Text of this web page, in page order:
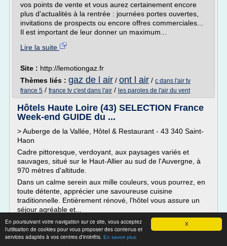
X
En poursuivant votre navigation sur ce site, vous acceptez
l'utilisation de cookies pour vous proposer des contenus et
services adaptés à vos centres d'intérêts. En savoir plus
vos points de vente et vous aurez certainement encore
plus d'actualités à la rentrée : journées portes ouvertes,
invitations de prospects ou encore offres commerciales...
Il est important de leur donner un maximum...
Lire la suite
Site : http://lemotiongaz.fr
Thèmes liés : gaz de l air / ont l air / c dans l'air tv
france 5 / france tv c'est dans l'air / les paroles de l'air du vent
Hôtels Haute Loire (43) SELECTION France
Week-end GUIDE du ...
> Auberge de la Vallée, Hôtel & Restaurant - 43 340 Saint-
Haon
Cadre pittoresque, verdoyant, aux paysages variés et
sauvages, situé sur le Haut-Allier au sud de l'Auvergne, à
970 mètres d'altitude.
Dans un calme serein aux mille couleurs, vous pourrez, en
toute détente, apprécier une savoureuse cuisine
traditionnelle. Entièrement rénové, l'hôtel vous assure un
séjour agréable et...
Lire la suite